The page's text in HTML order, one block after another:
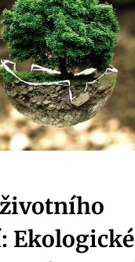
Ekologické